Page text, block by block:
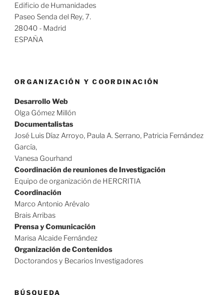
Edificio de Humanidades
Paseo Senda del Rey, 7.
28040 - Madrid
ESPAÑA
ORGANIZACIÓN Y COORDINACIÓN
Desarrollo Web
Olga Gómez Millón
Documentalistas
José Luis Díaz Arroyo, Paula A. Serrano, Patricia Fernández
García,
Vanesa Gourhand
Coordinación de reuniones de Investigación
Equipo de organización de HERCRITIA
Coordinación
Marco Antonio Arévalo
Brais Arribas
Prensa y Comunicación
Marisa Alcaide Fernández
Organización de Contenidos
Doctorandos y Becarios Investigadores
BÚSQUEDA